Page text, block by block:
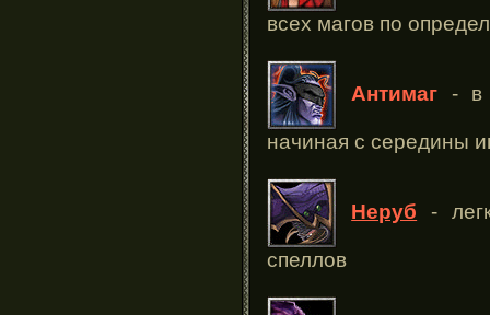
всех магов по
Антимаг- в
начиная с середины
Неруб -
спеллов